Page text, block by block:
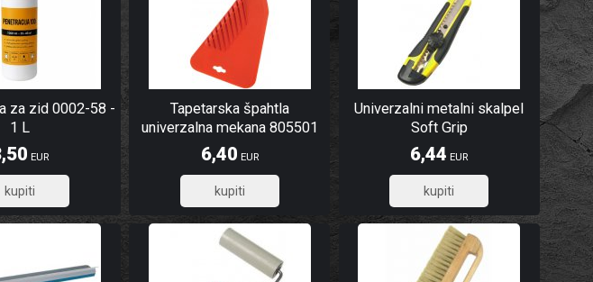
za zid 0002-58 -
1 L
EUR
2,80
Tapetarska špahtla
univerzalna mekana 805501
6,40 EUR
5,12
Univerzalni metalni skalpel
Soft Grip
6,44 EUR
5,15